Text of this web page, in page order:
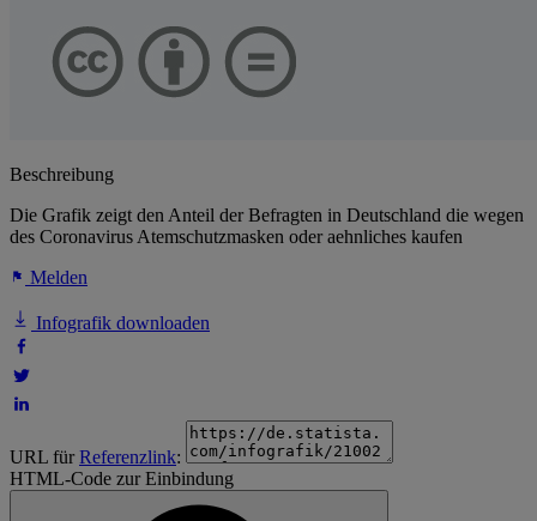
Beschreibung
Die Grafik zeigt den Anteil der Befragten in Deutschland die wegen
des Coronavirus Atemschutzmasken oder aehnliches kaufen
Melden
Infografik downloaden
URL fürReferenzlink:
HTML-Code zur Einbindung